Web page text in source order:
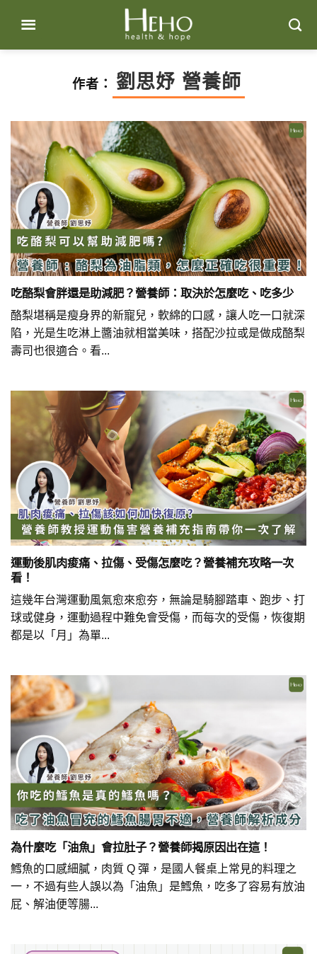
content
作者： 劉思妤 營養師
吃酪梨會胖還是助減肥？營養師：取決於怎麼吃、吃多少
酪梨堪稱是瘦身界的新寵兒，軟綿的口感，讓人吃一口就深
陷，光是生吃淋上醬油就相當美味，搭配沙拉或是做成酪梨
壽司也很適合。看...
運動後肌肉痠痛、拉傷、受傷怎麼吃？營養補充攻略一次
看！
這幾年台灣運動風氣愈來愈夯，無論是騎腳踏車、跑步、打
球或健身，運動過程中難免會受傷，而每次的受傷，恢復期
都是以「月」為單...
為什麼吃「油魚」會拉肚子？營養師揭原因出在這！
鱈魚的口感細膩，肉質 Q 彈，是國人餐桌上常見的料理之
一，不過有些人誤以為「油魚」是鱈魚，吃多了容易有放油
屁、解油便等腸...